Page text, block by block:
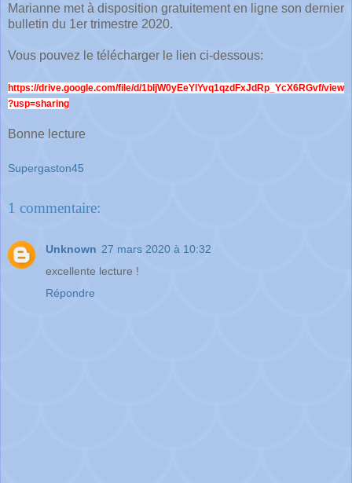
Marianne met à disposition gratuitement en ligne son dernier
bulletin du 1er trimestre 2020.
Vous pouvez le télécharger le lien ci-dessous:
https://drive.google.com/file/d/1bljW0yEeYlYvq1qzdFxJdRp_YcX6RGvf/view
?usp=sharing
Bonne lecture
Supergaston45
1 commentaire:
Unknown 27 mars 2020 à 10:32
excellente lecture !
Répondre